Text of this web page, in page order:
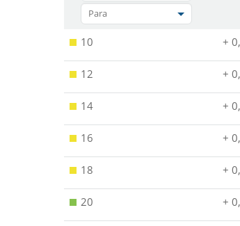
Para
10 +
12 +
14 +
16 +
18 +
20 +